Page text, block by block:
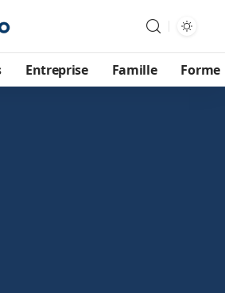
Entreprise Famille Forme